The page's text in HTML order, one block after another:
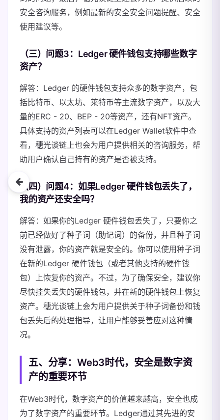
安全咨询服务，例如最新的安全安全问题提醒、安全
使用建议等。
（三）问题3：Ledger 硬件钱包支持哪些数字
资产？
解答：Ledger 的硬件钱包支持众多的数字资产，包
括比特币、以太坊、莱特币等主流数字资产，以及大
量的ERC - 20、BEP - 20等资产，还有NFT资产。
具体支持的资产列表可以在Ledger Wallet软件中查
看，穗光谈链上也会为用户提供相关的咨询服务，帮
助用户确认自己持有的资产是否被支持。
（四）问题4：如果Ledger 硬件钱包丢失了，
我的资产还安全吗？
解答：如果你的Ledger 硬件钱包丢失了，只要你之
前已经做好了种子词（助记词）的备份，并且种子词
没有泄露，你的资产就是安全的。你可以使用种子词
在新的Ledger 硬件钱包（或者其他支持的硬件钱
包）上恢复你的资产。不过，为了确保安全，建议你
尽快挂失丢失的硬件钱包，并在新的硬件钱包上恢复
资产。穗光谈链上会为用户提供关于种子词备份和钱
包丢失后的处理指导，让用户能够妥善应对这种情
况。
五、分享：Web3时代，安全是数字资
产的重要环节
在Web3时代，数字资产的价值越来越高，安全也成
为了数字资产的重要环节。Ledger通过其先进的安